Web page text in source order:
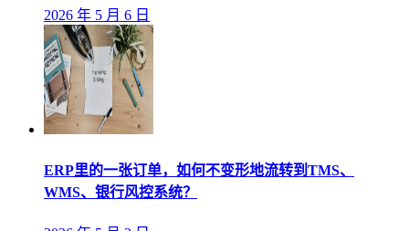
2026 年 5 月 6 日
ERP里的一张订单，如何不变形地流转到TMS、
WMS、银行风控系统？